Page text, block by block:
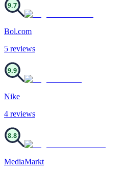
9.7
Bol.com
5 reviews
9.9
Nike
4 reviews
8.8
MediaMarkt